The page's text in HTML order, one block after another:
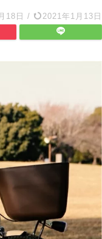
18日 / 2021年1月13日